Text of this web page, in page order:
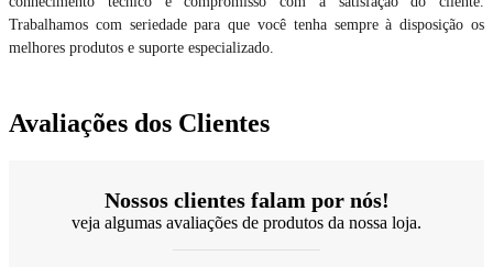
Trabalhamos com seriedade para que você tenha sempre à disposição os
melhores produtos e suporte especializado.
Avaliações dos Clientes
Nossos clientes falam por nós!
veja algumas avaliações de produtos da nossa loja.